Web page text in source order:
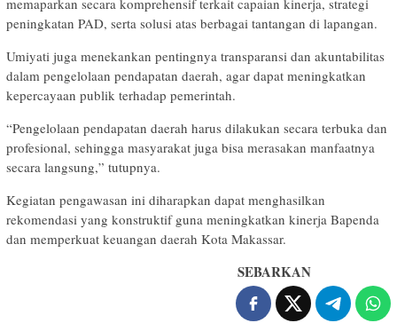
memaparkan secara komprehensif terkait capaian kinerja, strategi
peningkatan PAD, serta solusi atas berbagai tantangan di lapangan.
Umiyati juga menekankan pentingnya transparansi dan akuntabilitas
dalam pengelolaan pendapatan daerah, agar dapat meningkatkan
kepercayaan publik terhadap pemerintah.
“Pengelolaan pendapatan daerah harus dilakukan secara terbuka dan
profesional, sehingga masyarakat juga bisa merasakan manfaatnya
secara langsung,” tutupnya.
Kegiatan pengawasan ini diharapkan dapat menghasilkan
rekomendasi yang konstruktif guna meningkatkan kinerja Bapenda
dan memperkuat keuangan daerah Kota Makassar.
SEBARKAN